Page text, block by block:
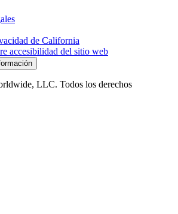
de California
accesibilidad del sitio web
LLC. Todos los derechos